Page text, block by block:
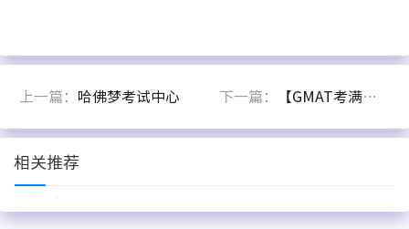
上一篇： 哈佛梦考试中心 下一篇： 【GMAT考满分官网】GMAT培训_课程_模考在线学习考试-满分
相关推荐